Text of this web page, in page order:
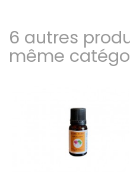
6 autres
même